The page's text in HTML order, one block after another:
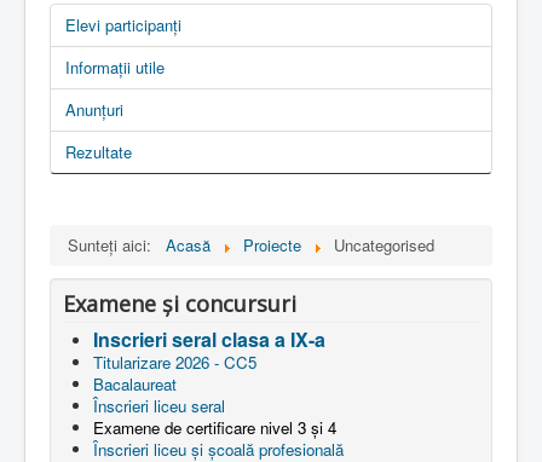
Elevi participanți
Informații utile
Anunțuri
Rezultate
Sunteți aici: Acasă Proiecte Uncategorised
Examene și concursuri
Inscrieri seral clasa a IX-a
Titularizare 2026 - CC5
Bacalaureat
Înscrieri liceu seral
Examene de certificare nivel 3 și 4
Înscrieri liceu și școală profesională